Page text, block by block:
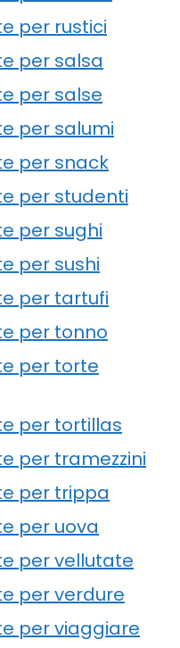
per rustici
per salsa
per salse
per salumi
per snack
per studenti
per sughi
per sushi
per tartufi
per tonno
per torte
per tortillas
per tramezzini
per trippa
per uova
per vellutate
per verdure
per viaggiare